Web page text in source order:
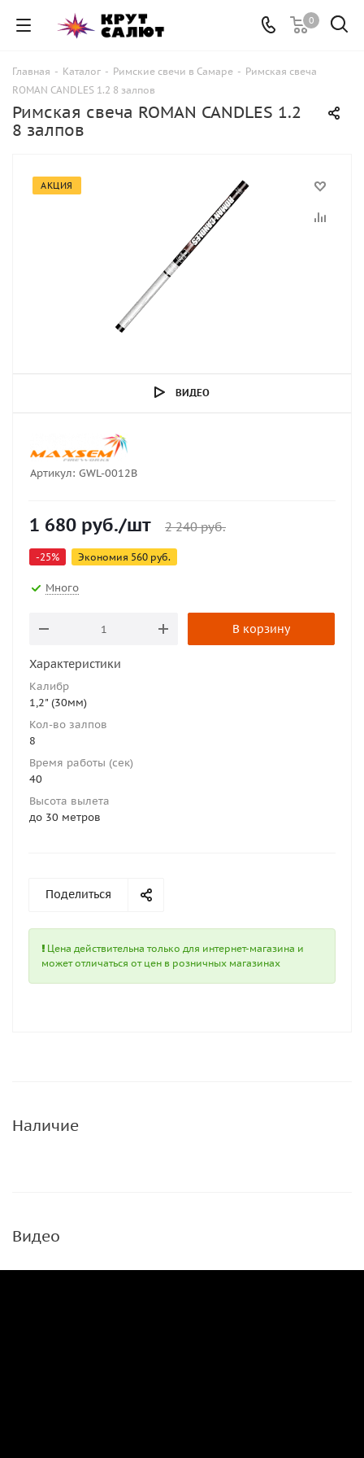
0
Главная - Каталог - Римские свечи в Самаре - Римская свеча
ROMAN CANDLES 1.2 8 залпов
Римская свеча ROMAN CANDLES 1.2
8 залпов
АКЦИЯ
ВИДЕО
Артикул: GWL-0012B
1 680 руб./шт 2 240руб.
-25% Экономия 560 руб.
Много
В корзину
Характеристики
Калибр
1,2" (30мм)
Кол-во залпов
8
Время работы (сек)
40
Высота вылета
до 30 метров
Поделиться
Цена действительна только для интернет-магазина и
может отличаться от цен в розничных магазинах
Наличие
Видео